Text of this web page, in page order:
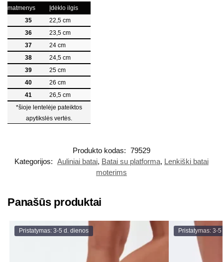
matmenys
Įdėklo ilgis
35
22,5 cm
36
23,5 cm
37
24 cm
38
24,5 cm
39
25 cm
40
26 cm
41
26,5 cm
*šioje lentelėje pateiktos
apytikslės vertės.
Produkto kodas: 79529
Kategorijos: Auliniai batai, Batai su platforma, Lenkiški batai
moterims
Panašūs produktai
Pristatymas: 3-5 d. dienos Pristatymas: 3-